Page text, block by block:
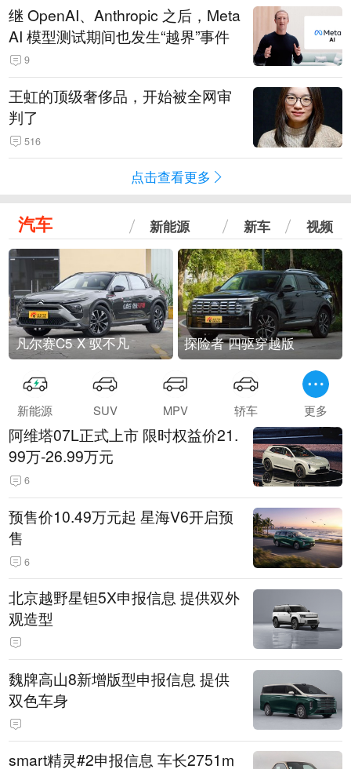
继 OpenAI、Anthropic 之后，Meta
AI 模型测试期间也发生“越界”事件
9
王虹的顶级奢侈品，开始被全网审
判了
516
点击查看更多
汽车 新能源 新车 视频
凡尔赛C5 X 驭不凡 探险者 四驱穿越版
新能源 SUV MPV 轿车 更多
阿维塔07L正式上市 限时权益价21.
99万-26.99万元
6
预售价10.49万元起 星海V6开启预
售
6
北京越野星钽5X申报信息 提供双外
观造型
魏牌高山8新增版型申报信息 提供
双色车身
smart精灵#2申报信息 车长2751m